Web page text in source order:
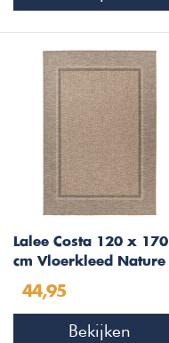
Lalee Costa 120 x 170
cm Vloerkleed Nature
44,95
Bekijken